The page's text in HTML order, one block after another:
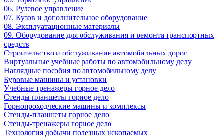
06. Рулевое управление
07. Кузов и дополнительное оборудование
08. Эксплуатационные материалы
09. Оборудование для обслуживания и ремонта транспортных
средств
Строительство и обслуживание автомобильных дорог
Виртуальные учебные работы по автомобильному делу
Наглядные пособия по автомобильному делу
Буровые машины и установки
Учебные тренажеры горное дело
Стенды планшеты горное дело
Горнопроходческие машины и комплексы
Стенды-планшеты горное дело
Стенды-тренажеры горное дело
Технология добычи полезных ископаемых